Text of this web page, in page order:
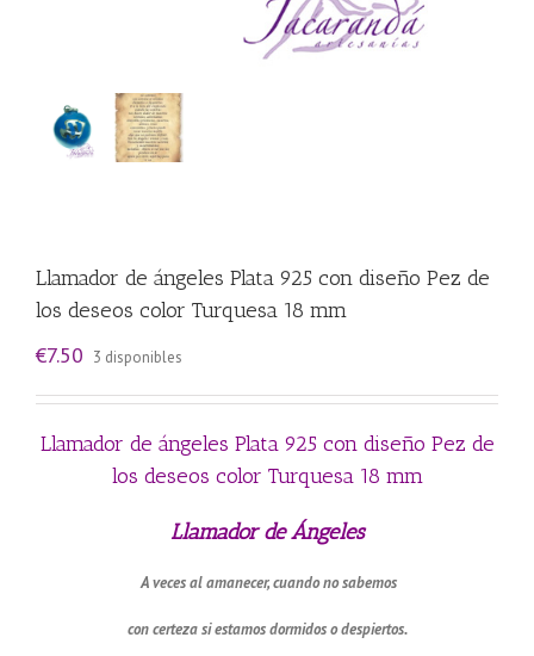
Llamador de ángeles Plata 925 con diseño Pez de
los deseos color Turquesa 18 mm
€7.50 3 disponibles
Llamador de ángeles Plata 925 con diseño Pez de
los deseos color Turquesa 18 mm
Llamador de Ángeles
A veces al amanecer, cuando no sabemos
con certeza si estamos dormidos o despiertos.